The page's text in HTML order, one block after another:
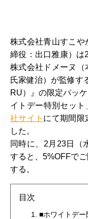
株式会社青山すこ
締役：出口雅康）は
株式会社ドメーヌ
氏家健治）が監修す
RU）』の限定パッ
イトデー特別セット
社サイト にて期間限
した。
同時に、2月23日（
すると、5%OFFで
する。
目次
■ホワイトデー